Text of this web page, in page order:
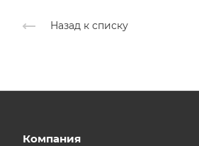
Назад к списку
Компания